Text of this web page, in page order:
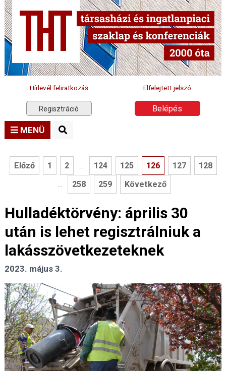
Hírlevél feliratkozás Elfelejtett jelszó
Regisztráció Belépés
MENÜ
Előző 1 2 ... 124 125 126 127 128
... 258 259 Következő
Hulladéktörvény: április 30
után is lehet regisztrálniuk a
lakásszövetkezeteknek
2023. május 3.